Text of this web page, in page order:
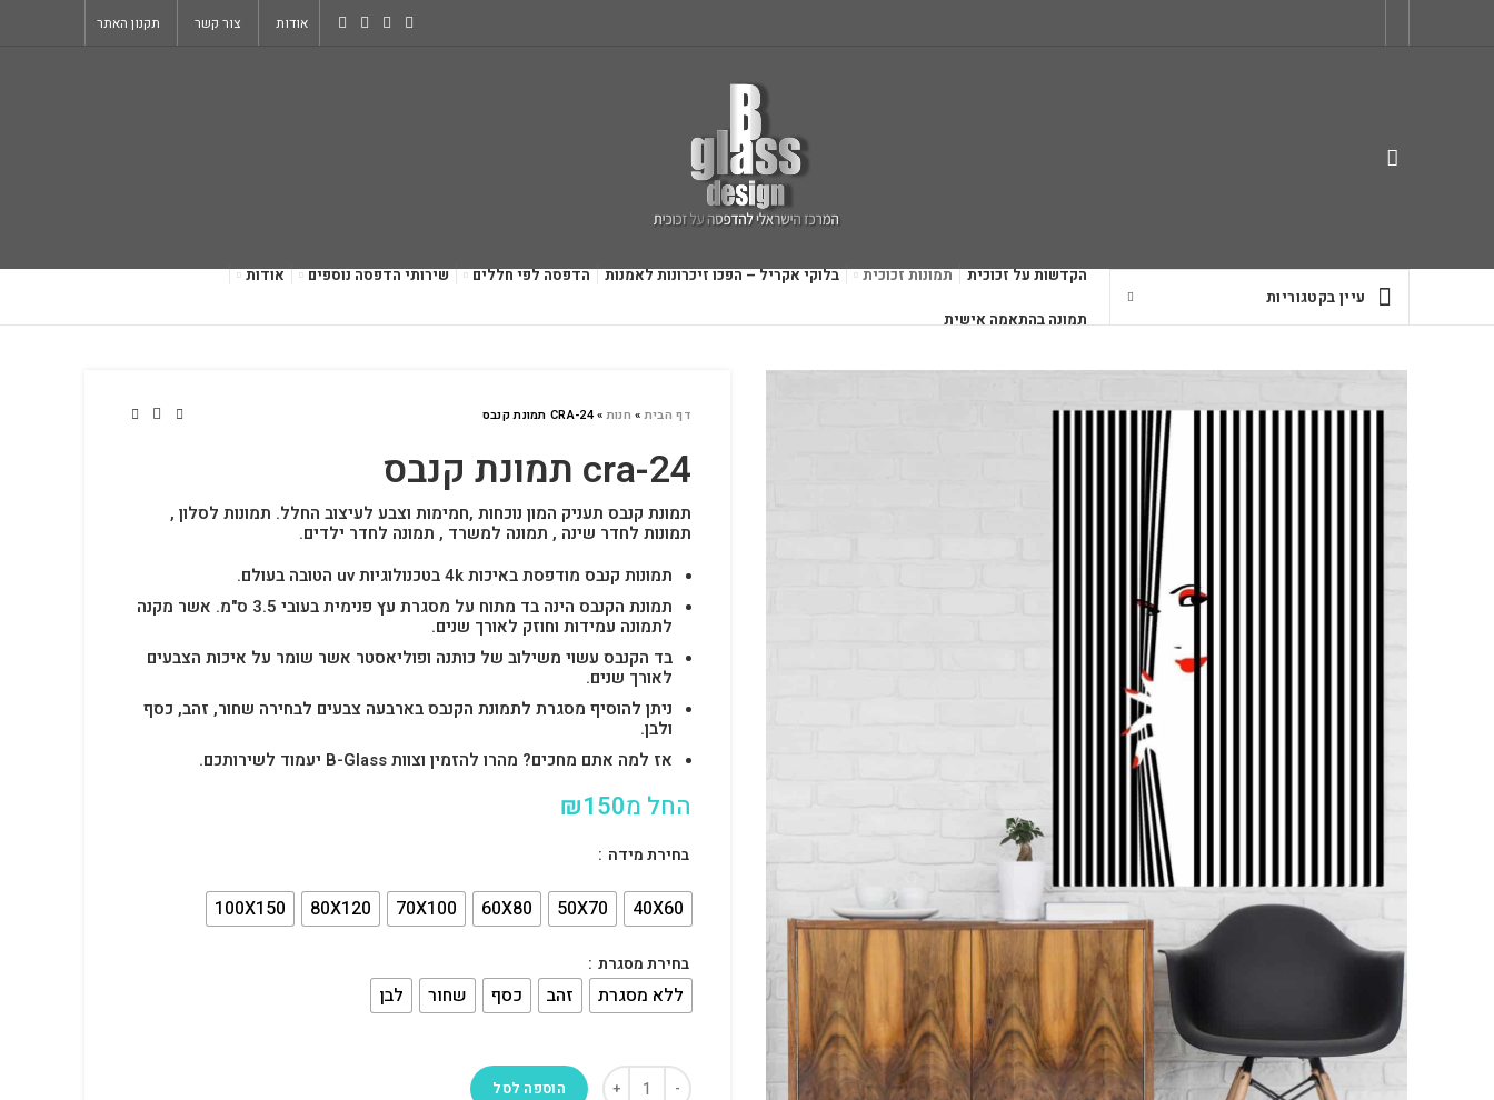
אודות צור קשר תקנון האתר
עיין בקטגוריות
הקדשות על זכוכית תמונות זכוכית בלוקי אקריל – הפכו זיכרונות לאמנות הדפסה לפי חללים שירותי הדפסה נוספים אודות
תמונה בהתאמה אישית
דף הבית» חנות»CRA-24 תמונת קנבס
cra-24 תמונת קנבס
תמונת קנבס תעניק המון נוכחות ,חמימות וצבע לעיצוב החלל. תמונות לסלון ,
תמונות לחדר שינה , תמונה למשרד , תמונה לחדר ילדים.
תמונות קנבס מודפסת באיכות 4k בטכנולוגיות uv הטובה בעולם.
תמונת הקנבס הינה בד מתוח על מסגרת עץ פנימית בעובי 3.5 ס"מ. אשר מקנה
לתמונה עמידות וחוזק לאורך שנים.
בד הקנבס עשוי משילוב של כותנה ופוליאסטר אשר שומר על איכות הצבעים
לאורך שנים.
ניתן להוסיף מסגרת לתמונת הקנבס בארבעה צבעים לבחירה שחור, זהב, כסף
ולבן.
אז למה אתם מחכים? מהרו להזמין וצוות B-Glass יעמוד לשירותכם.
החל מ ₪150
בחירת מידה
40X60
50X70
60X80
70X100
80X120
100X150
בחירת מסגרת
ללא מסגרת זהב כסף שחור לבן
הוספה לסל